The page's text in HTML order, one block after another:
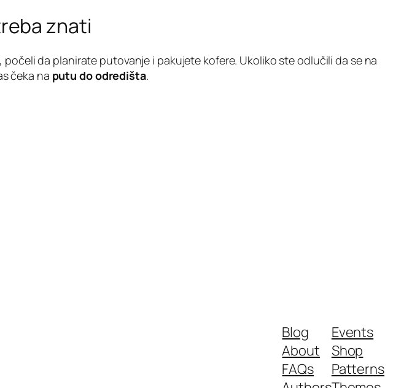
znati
, počeli da planirate putovanje i pakujete kofere. Ukoliko ste odlučili da se na
čeka na putu do odredišta.
Blog
About
FAQs
Events
Shop
Patterns